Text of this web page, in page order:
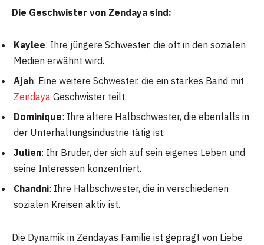
Die Geschwister von Zendaya sind:
Kaylee: Ihre jüngere Schwester, die oft in den sozialen
Medien erwähnt wird.
Ajah: Eine weitere Schwester, die ein starkes Band mit
Zendaya Geschwister teilt.
Dominique: Ihre ältere Halbschwester, die ebenfalls in
der Unterhaltungsindustrie tätig ist.
Julien: Ihr Bruder, der sich auf sein eigenes Leben und
seine Interessen konzentriert.
Chandni: Ihre Halbschwester, die in verschiedenen
sozialen Kreisen aktiv ist.
Die Dynamik in Zendayas Familie ist geprägt von Liebe